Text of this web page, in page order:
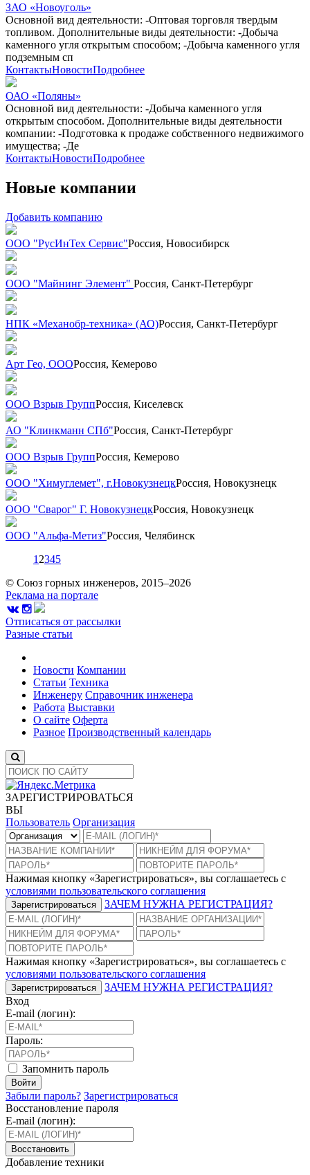
ЗАО «Новоуголь»
Основной вид деятельности: -Оптовая торговля твердым
топливом. Дополнительные виды деятельности: -Добыча
каменного угля открытым способом; -Добыча каменного угля
подземным сп
КонтактыНовостиПодробнее
ОАО «Поляны»
Основной вид деятельности: -Добыча каменного угля
открытым способом. Дополнительные виды деятельности
компании: -Подготовка к продаже собственного недвижимого
имущества; -Де
КонтактыНовостиПодробнее
Новые компании
Добавить компанию
ООО "РусИнТех Сервис"Россия, Новосибирск
ООО "Майнинг Элемент" Россия, Санкт-Петербург
НПК «Механобр-техника» (АО)Россия, Санкт-Петербург
Арт Гео, ОООРоссия, Кемерово
ООО Взрыв ГруппРоссия, Киселевск
АО "Клинкманн СПб"Россия, Санкт-Петербург
ООО Взрыв ГруппРоссия, Кемерово
ООО "Химуглемет", г.НовокузнецкРоссия, Новокузнецк
ООО "Сварог" Г. НовокузнецкРоссия, Новокузнецк
ООО "Альфа-Метиз"Россия, Челябинск
1 2345
© Союз горных инженеров, 2015–2026
Реклама на портале
Отписаться от рассылки
Разные статьи
Новости Компании
Статьи Техника
Инженеру Справочник инженера
Работа Выставки
О сайте Оферта
Разное Производственный календарь
ЗАРЕГИСТРИРОВАТЬСЯ
ВЫ
Пользователь Организация
Нажимая кнопку «Зарегистрироваться», вы соглашаетесь с
условиями пользовательского соглашения
Зарегистрироваться ЗАЧЕМ НУЖНА РЕГИСТРАЦИЯ?
Нажимая кнопку «Зарегистрироваться», вы соглашаетесь с
условиями пользовательского соглашения
Зарегистрироваться
ЗАЧЕМ НУЖНА РЕГИСТРАЦИЯ?
Вход
E-mail (логин):
Пароль:
Запомнить пароль
Войти
Забыли пароль? Зарегистрироваться
Восстановление пароля
E-mail (логин):
Восстановить
Добавление техники